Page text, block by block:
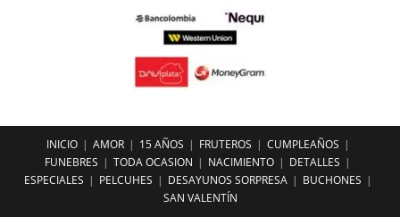
INICIO AMOR 15 AÑOS FRUTEROS
CUMPLEAÑOS
FUNEBRES
TODA OCASION NACIMIENTO
DETALLES
ESPECIALES
PELCUHES DESAYUNOS SORPRESA
BUCHONES
SAN VALENTÍN